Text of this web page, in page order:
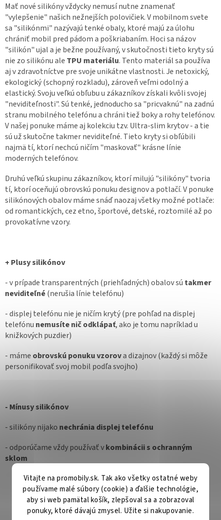
Vitajte na promobily.sk. Tak ako všetky ostatné weby
používame malé súbory (cookie) a ďalšie technológie,
aby si web pamätal košík, zlepšoval sa a zobrazoval
ponuky, ktoré dávajú zmysel. Užite si nakupovanie.
Mať nové silikóny vždycky nemusí nutne znamenať
"vylepšenie" našich nežnejších polovičiek. V mobilnom svete
sa "silikónmi" nazývajú tenké obaly, ktoré majú za úlohu
chrániť mobil pred pádom a poškriabaním. Hoci sa názov
"silikón" ujal a je bežne používaný, v skutočnosti tieto kryty sú
nie zo silikónu ale TPU materiálu. Tento materiál sa používa
aj v zdravotníctve pre svoje unikátne vlastnosti. Je netoxický,
ekologický (schopný rozkladu), zároveň veľmi odolný a
elastický. Svoju veľkú obľubu u zákazníkov získali kvôli svojej
"neviditeľnosti". Sú tenké, jednoducho sa "pricvaknú" na zadnú
stranu mobilného telefónu a chráni tiež boky a rohy telefónov.
V našej ponuke máme aj kolekciu tzv. Ultra-slim krytov - a tie
sú už skutočne takmer neviditeľné. Tieto kryty si obľúbili
najmä tí, ktorí nechcú ničím "maskovať" krásne línie
moderných telefónov.
Druhú veľkú skupinu zákazníkov, ktorí milujú "silikóny" tvoria
tí, ktorí oceňujú obrovskú ponuku designov a potlačí. V ponuke
silikónových obalov máme snáď naozaj všetky možné potlače:
od romantických, cez etno, športové, detské, roztomilé až po
provokatívne vzory.
+ Plusy silikónov
- v prípade transparentných (priehľadných) obalov sú takmer
neviditeľné(nerušia línie telefónu)
- displej telefónu nie je ničím krytý (pre pohľad na displej
telefónu nemusíte nič odklápať, ako je tomu napríklad u
knižkových puzdier)
- máme obrovskú ponuku vzorova dizajnov (každý si môže
personifikovať svoj mobil podľa svojho)
- Mínusy silikónov
- silikóny nijako nechránia displej telefónu
- odporúčame vždy používať vkombinácii s ochranným
sklom